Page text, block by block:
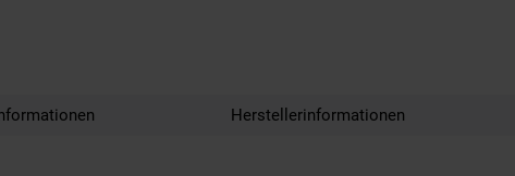
Herstellerinformationen